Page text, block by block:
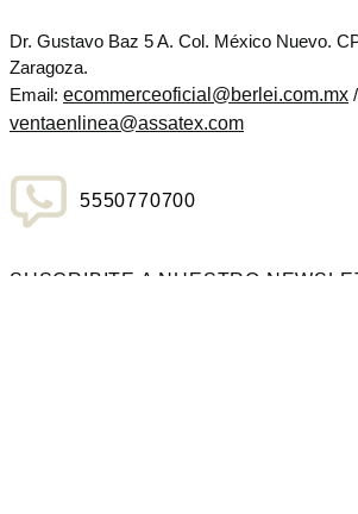
Dr. Gustavo Baz 5 A. Col. México Nuevo.
Zaragoza.
Email: ecommerceoficial@berlei.com.mx /
ventaenlinea@assatex.com
5550770700
SUSCRIBITE A NUESTRO